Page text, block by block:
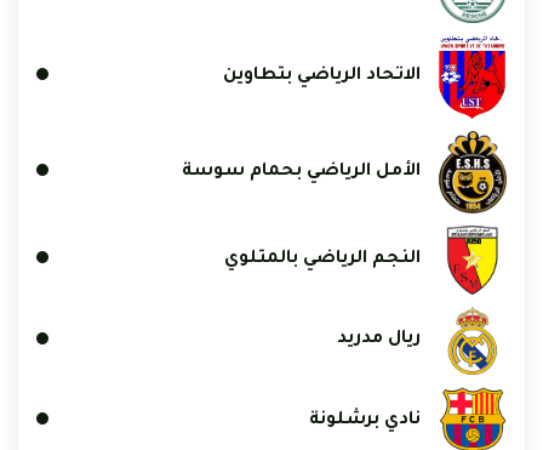
الاتحاد الرياضي بتطاوين
الأمل الرياضي بحمام سوسة
النجم الرياضي بالمتلوي
ريال مدريد
نادي برشلونة